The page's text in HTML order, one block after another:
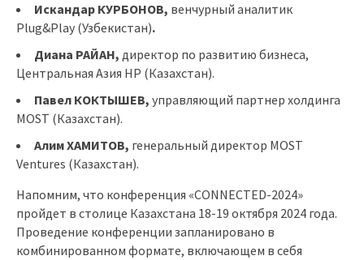
Искандар КУРБОНОВ, венчурный аналитик
Plug&Play (Узбекистан).
Диана РАЙАН, директор по развитию бизнеса,
Центральная Азия HP (Казахстан).
Павел КОКТЫШЕВ, управляющий партнер холдинга
MOST (Казахстан).
Алим ХАМИТОВ, генеральный директор MOST
Ventures (Казахстан).
Напомним, что конференция «CONNECTED-2024»
пройдет в столице Казахстана 18-19 октября 2024 года.
Проведение конференции запланировано в
комбинированном формате, включающем в себя